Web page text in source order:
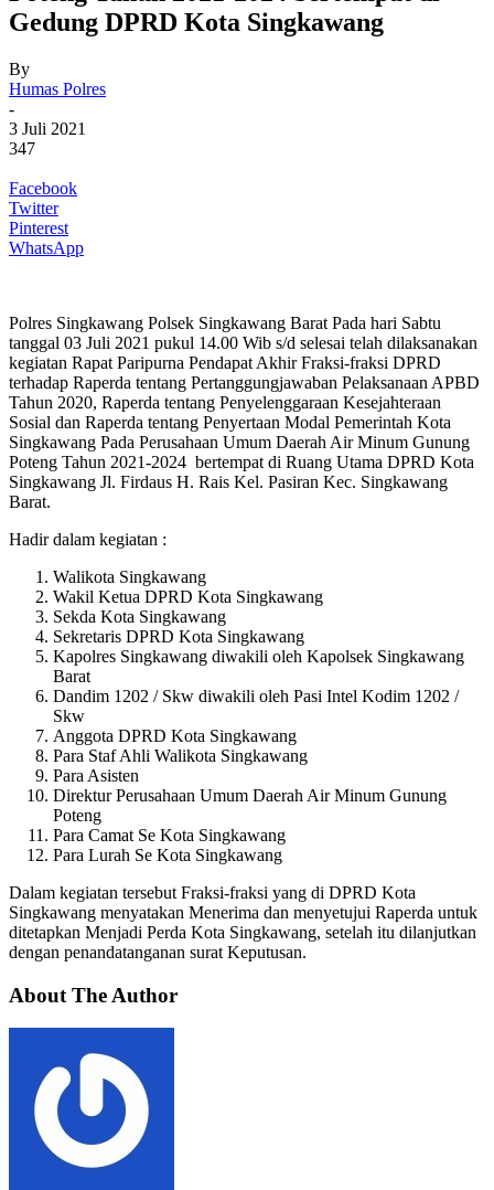
Gedung DPRD Kota Singkawang
By
Humas Polres
-
3 Juli 2021
347
Facebook
Twitter
Pinterest
WhatsApp
Polres Singkawang Polsek Singkawang Barat Pada hari Sabtu
tanggal 03 Juli 2021 pukul 14.00 Wib s/d selesai telah dilaksanakan
kegiatan Rapat Paripurna Pendapat Akhir Fraksi-fraksi DPRD
terhadap Raperda tentang Pertanggungjawaban Pelaksanaan APBD
Tahun 2020, Raperda tentang Penyelenggaraan Kesejahteraan
Sosial dan Raperda tentang Penyertaan Modal Pemerintah Kota
Singkawang Pada Perusahaan Umum Daerah Air Minum Gunung
Poteng Tahun 2021-2024 bertempat di Ruang Utama DPRD Kota
Singkawang Jl. Firdaus H. Rais Kel. Pasiran Kec. Singkawang
Barat.
Hadir dalam kegiatan :
Walikota Singkawang
Wakil Ketua DPRD Kota Singkawang
Sekda Kota Singkawang
Sekretaris DPRD Kota Singkawang
Kapolres Singkawang diwakili oleh Kapolsek Singkawang
Barat
Dandim 1202 / Skw diwakili oleh Pasi Intel Kodim 1202 /
Skw
Anggota DPRD Kota Singkawang
Para Staf Ahli Walikota Singkawang
Para Asisten
Direktur Perusahaan Umum Daerah Air Minum Gunung
Poteng
Para Camat Se Kota Singkawang
Para Lurah Se Kota Singkawang
Dalam kegiatan tersebut Fraksi-fraksi yang di DPRD Kota
Singkawang menyatakan Menerima dan menyetujui Raperda untuk
ditetapkan Menjadi Perda Kota Singkawang, setelah itu dilanjutkan
dengan penandatanganan surat Keputusan.
About The Author